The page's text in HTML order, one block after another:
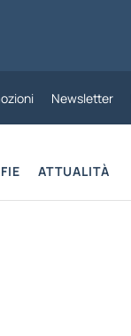
Newsletter
ATTUALITÀ